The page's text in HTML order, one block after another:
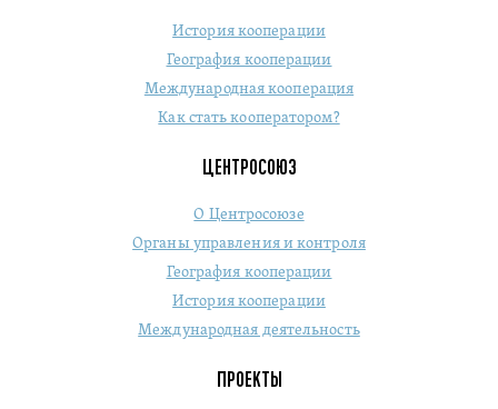
История кооперации
География кооперации
Международная кооперация
Как стать кооператором?
ЦЕНТРОСОЮЗ
О Центросоюзе
Органы управления и контроля
География кооперации
История кооперации
Международная деятельность
ПРОЕКТЫ